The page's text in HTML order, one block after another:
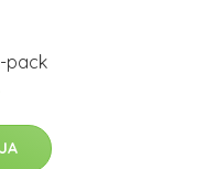
pack